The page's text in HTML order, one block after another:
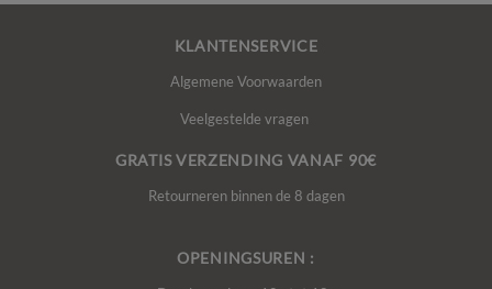
KLANTENSERVICE
Algemene Voorwaarden
Veelgestelde vragen
GRATIS VERZENDING VANAF 90€
Retourneren binnen de 8 dagen
OPENINGSUREN :